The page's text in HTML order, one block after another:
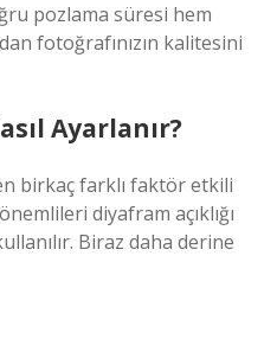
pozlama süresi hem
fotoğrafınızın kalitesini
Ayarlanır?
birkaç farklı faktör etkili
diyafram açıklığı
Biraz daha derine